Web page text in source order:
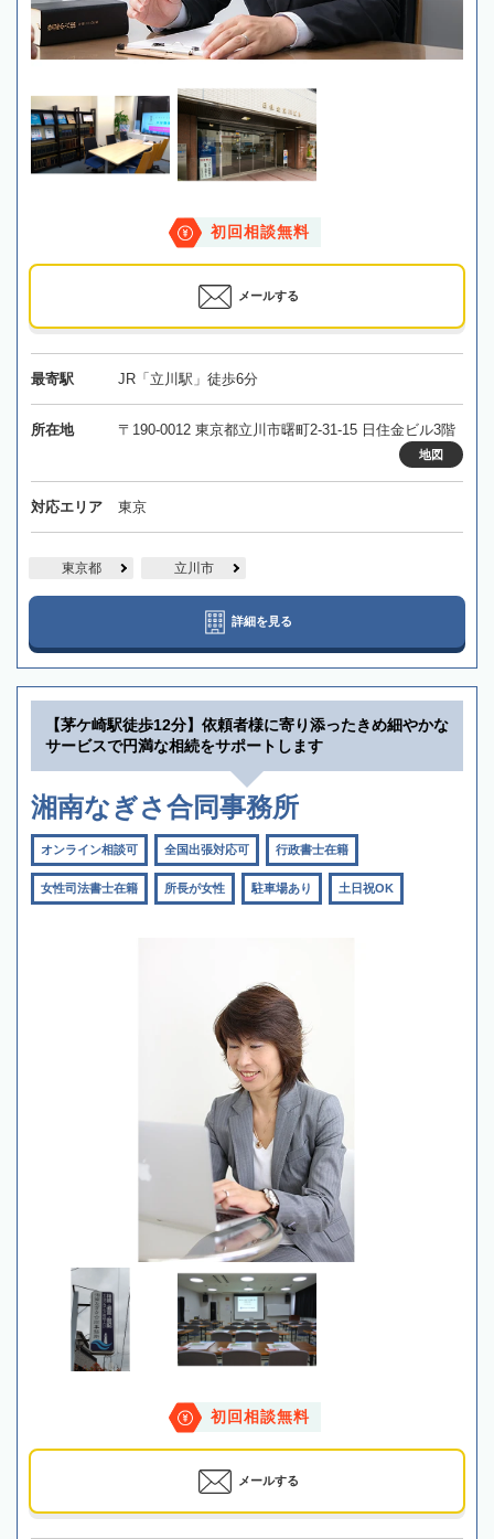
初回相談無料
メールする
最寄駅 JR「立川駅」徒歩6分
所在地 〒190-0012 東京都立川市曙町2-31-15 日住金ビル3階
地図
対応エリア 東京
東京都 立川市
詳細を見る
【茅ケ崎駅徒歩12分】依頼者様に寄り添ったきめ細やかな
サービスで円満な相続をサポートします
湘南なぎさ合同事務所
オンライン相談可 全国出張対応可 行政書士在籍
女性司法書士在籍 所長が女性 駐車場あり 土日祝OK
初回相談無料
メールする